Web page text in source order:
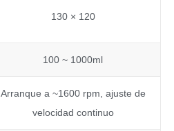
130 × 120
100 ~ 1000ml
Arranque a ~1600 rpm, ajuste de
velocidad continuo